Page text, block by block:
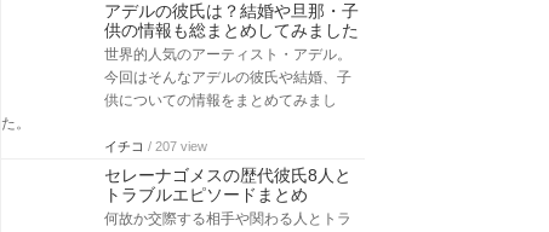
アデルの彼氏は？結婚や旦那・子
供の情報も総まとめしてみました
世界的人気のアーティスト・アデル。
今回はそんなアデルの彼氏や結婚、子
供についての情報をまとめてみまし
た。
イチコ / 207 view
セレーナゴメスの歴代彼氏8人と
トラブルエピソードまとめ
何故か交際する相手や関わる人とトラ